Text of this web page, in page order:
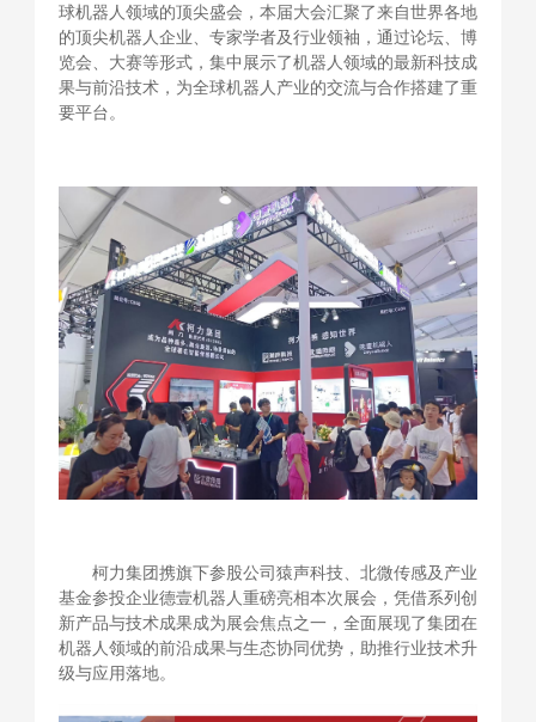
球机器人领域的顶尖盛会，本届大会汇聚了来自世界各地
的顶尖机器人企业、专家学者及行业领袖，通过论坛、博
览会、大赛等形式，集中展示了机器人领域的最新科技成
果与前沿技术，为全球机器人产业的交流与合作搭建了重
要平台。
柯力集团携旗下参股公司猿声科技、北微传感及产业
基金参投企业德壹机器人重磅亮相本次展会，凭借系列创
新产品与技术成果成为展会焦点之一，全面展现了集团在
机器人领域的前沿成果与生态协同优势，助推行业技术升
级与应用落地。